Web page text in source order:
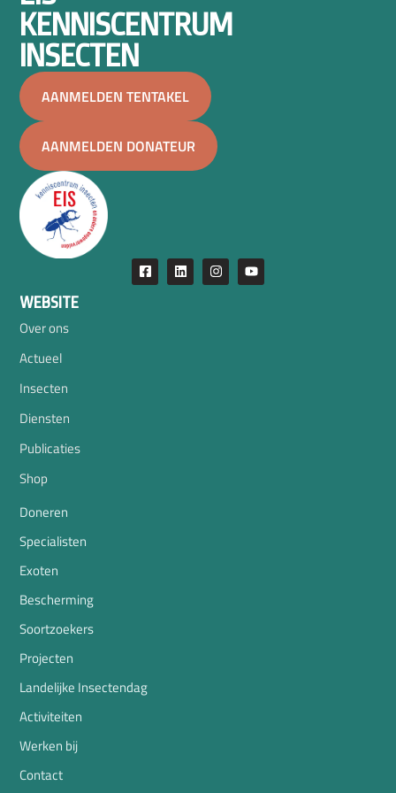
KENNISCENTRUM
INSECTEN
AANMELDEN TENTAKEL
AANMELDEN DONATEUR
WEBSITE
Over ons
Actueel
Insecten
Diensten
Publicaties
Shop
Doneren
Specialisten
Exoten
Bescherming
Soortzoekers
Projecten
Landelijke Insectendag
Activiteiten
Werken bij
Contact